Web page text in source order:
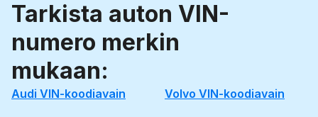
Tarkista auton VIN-
numero merkin
mukaan:
Audi VIN-koodiavain Volvo VIN-koodiavain